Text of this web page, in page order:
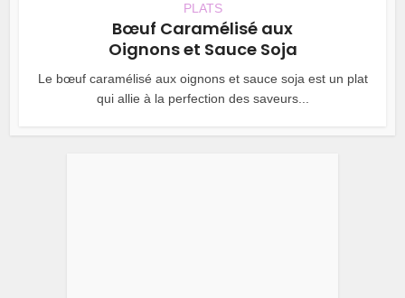
PLATS
Bœuf Caramélisé aux
Oignons et Sauce Soja
Le bœuf caramélisé aux oignons et sauce soja est un plat
qui allie à la perfection des saveurs...